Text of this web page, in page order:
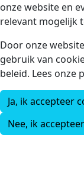
onze website en
relevant mogelijk
Door onze
gebruik van
beleid. Lees onze
Ja, ik accepteer
Nee, ik